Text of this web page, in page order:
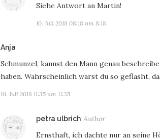
Siehe Antwort an Martin!
10. Juli 2018 08:18 um 8:18
Anja
Schmunzel, kannst den Mann genau
haben. Wahrscheinlich warst du so geflasht,
10. Juli 2018 11:35 um 11:35
petra ulbrich sagt:
Ernsthaft, ich dachte nur an seine